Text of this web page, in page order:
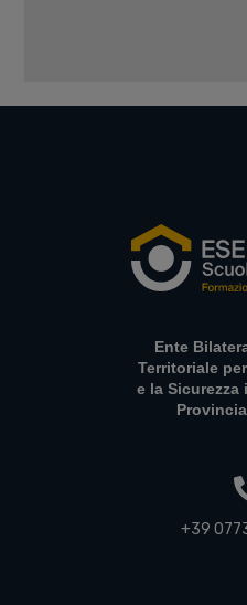
Ente
Territoriale
e la Sicurezza
+39